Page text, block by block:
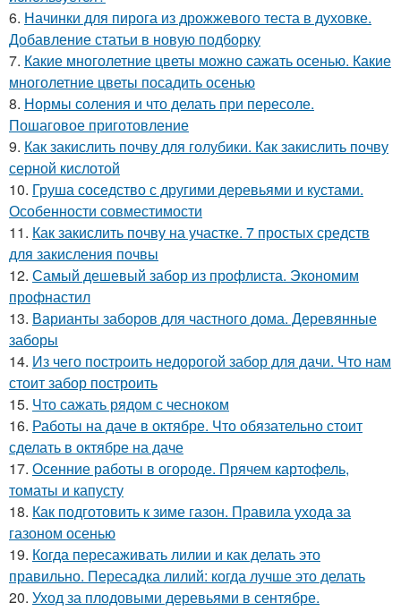
6. Начинки для пирога из дрожжевого теста в духовке.
Добавление статьи в новую подборку
7. Какие многолетние цветы можно сажать осенью. Какие
многолетние цветы посадить осенью
8. Нормы соления и что делать при пересоле.
Пошаговое приготовление
9. Как закислить почву для голубики. Как закислить почву
серной кислотой
10. Груша соседство с другими деревьями и кустами.
Особенности совместимости
11. Как закислить почву на участке. 7 простых средств
для закисления почвы
12. Самый дешевый забор из профлиста. Экономим
профнастил
13. Варианты заборов для частного дома. Деревянные
заборы
14. Из чего построить недорогой забор для дачи. Что нам
стоит забор построить
15. Что сажать рядом с чесноком
16. Работы на даче в октябре. Что обязательно стоит
сделать в октябре на даче
17. Осенние работы в огороде. Прячем картофель,
томаты и капусту
18. Как подготовить к зиме газон. Правила ухода за
газоном осенью
19. Когда пересаживать лилии и как делать это
правильно. Пересадка лилий: когда лучше это делать
20. Уход за плодовыми деревьями в сентябре.